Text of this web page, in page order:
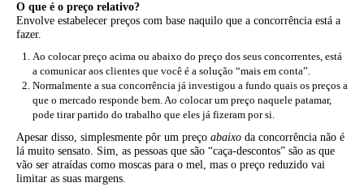
O que é o preço relativo?
Envolve estabelecer preços com base naquilo que a concorrência está a
fazer.
Ao colocar preço acima ou abaixo do preço dos seus concorrentes, está
a comunicar aos clientes que você é a solução “mais em conta”.
Normalmente a sua concorrência já investigou a fundo quais os preços a
que o mercado responde bem. Ao colocar um preço naquele patamar,
pode tirar partido do trabalho que eles já fizeram por si.
Apesar disso, simplesmente pôr um preço abaixo da concorrência não é
lá muito sensato. Sim, as pessoas que são “caça-descontos” são as que
vão ser atraídas como moscas para o mel, mas o preço reduzido vai
limitar as suas margens.